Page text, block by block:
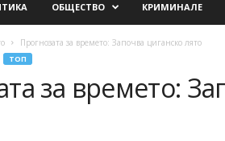
ОБЩЕСТВО КРИМИНАЛЕ
Прогнозата за времето: Започва циганско лято
ТОП
за времето: